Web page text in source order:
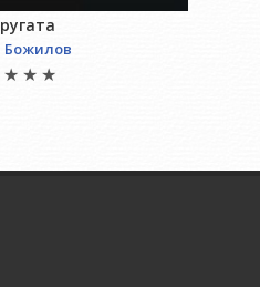
Божилов